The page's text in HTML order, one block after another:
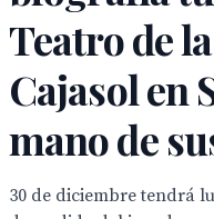
Teatro de
Cajasol en
mano de
30 de diciembre tendrá